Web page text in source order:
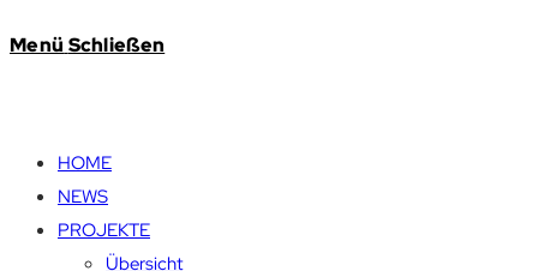
Menü Schließen
HOME
NEWS
PROJEKTE
Übersicht